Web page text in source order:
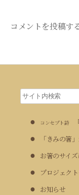
o
コメントを投稿す
検
索
コンセプト詩
「きみの箸
お箸のサイ
プロジェク
お知らせ